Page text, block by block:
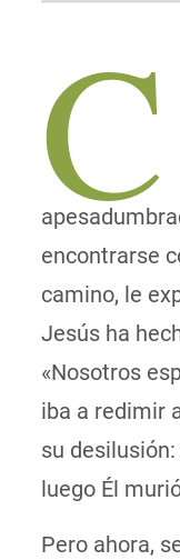
C
encontrarse
camino, le
Jesús ha
«Nosotros
iba a redimir
su
luego Él
Pero ahora,